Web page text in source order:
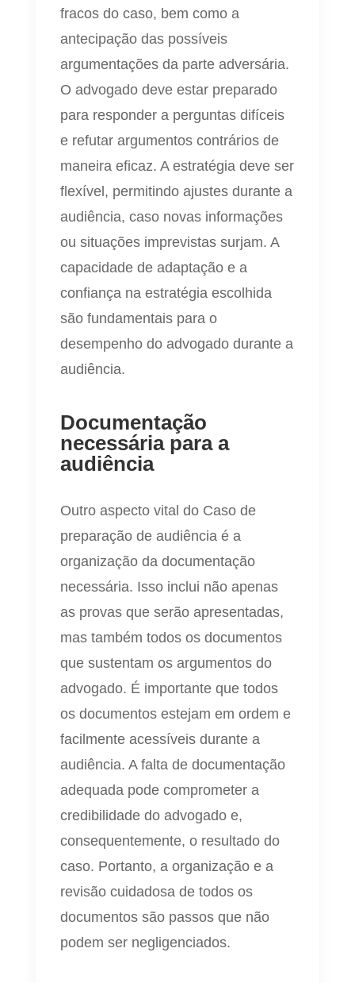
fracos do caso, bem como a
antecipação das possíveis
argumentações da parte adversária.
O advogado deve estar preparado
para responder a perguntas difíceis
e refutar argumentos contrários de
maneira eficaz. A estratégia deve ser
flexível, permitindo ajustes durante a
audiência, caso novas informações
ou situações imprevistas surjam. A
capacidade de adaptação e a
confiança na estratégia escolhida
são fundamentais para o
desempenho do advogado durante a
audiência.
Documentação
necessária para a
audiência
Outro aspecto vital do Caso de
preparação de audiência é a
organização da documentação
necessária. Isso inclui não apenas
as provas que serão apresentadas,
mas também todos os documentos
que sustentam os argumentos do
advogado. É importante que todos
os documentos estejam em ordem e
facilmente acessíveis durante a
audiência. A falta de documentação
adequada pode comprometer a
credibilidade do advogado e,
consequentemente, o resultado do
caso. Portanto, a organização e a
revisão cuidadosa de todos os
documentos são passos que não
podem ser negligenciados.